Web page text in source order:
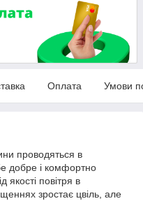
Оплата Умови
проводяться в
добре і комфортно
якості повітря в
зростає цвіль, але